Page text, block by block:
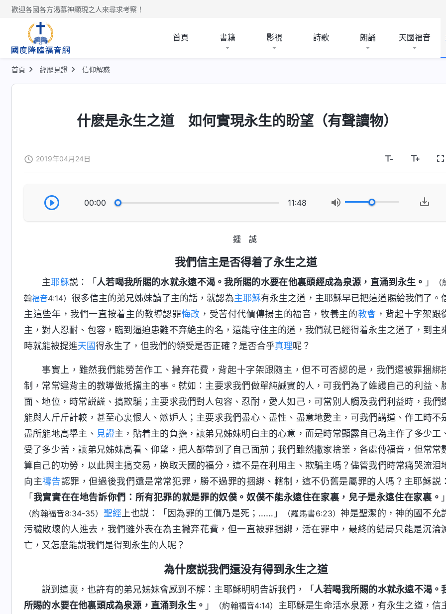
歡迎各國各方渴慕神顯現之人來尋求考察！
首頁 書籍 影視 詩歌 朗誦 天國福音
首頁 經歷見證 信仰解惑
什麽是永生之道 如何實現永生的盼望（有聲讀物）
2019年04月24日
00:00 11:48
鍾 誠
我們信主是否得着了永生之道
主耶穌説：「 人若喝我所賜的水就永遠不渴。我所賜的水要在他裏頭經成為泉源，直涌到永生。 」
（
翰福音4:14） 很多信主的弟兄姊妹讀了主的話，就認為主耶穌有永生之道，主耶穌早已把這道賜給我們了。
主這些年，我們一直按着主的教導認罪悔改 ，受苦付代價傳揚主的福音，牧養主的教會 ，背起十字架跟
主，對人忍耐、包容，臨到逼迫患難不弃絶主的名，還能守住主的道，我們就已經得着永生之道了，到主
時就能被提進天國得永生了，但我們的領受是否正確？是否合乎真理呢？
事實上，雖然我們能勞苦作工、撇弃花費，背起十字架跟隨主，但不可否認的是，我們還被罪捆綁
制，常常違背主的教導做抵擋主的事。就如：主要求我們做單純誠實的人，可我們為了維護自己的利益、
面、地位，時常説謊、搞欺騙；主要求我們對人包容、忍耐，愛人如己，可當别人觸及我們利益時，我們
能與人斤斤計較，甚至心裏恨人、嫉妒人；主要求我們盡心、盡性、盡意地愛主，可我們講道、作工時不
盡所能地高舉主、 見證主，貼着主的負擔，讓弟兄姊妹明白主的心意，而是時常顯露自己為主作了多少工
受了多少苦，讓弟兄姊妹高看、仰望，把人都帶到了自己面前；我們雖然撇家捨業，各處傳福音，但常常
算自己的功勞，以此與主搞交易，换取天國的福分，這不是在利用主、欺騙主嗎？儘管我們時常痛哭流泪
向主禱告認罪，但過後我們還是常常犯罪，勝不過罪的捆綁、轄制，這不仍舊是屬罪的人嗎？主耶穌説：
「 我實實在在地告訴你們：所有犯罪的就是罪的奴僕。奴僕不能永遠住在家裏，兒子是永遠住在家裏。 」
（約翰福音8:34-35） 聖經 上也説：「因為罪的工價乃是死；……」 （羅馬書6:23）神是聖潔的，神的國不允
污穢敗壞的人進去，我們雖外表在為主撇弃花費，但一直被罪捆綁，活在罪中，最終的結局只能是沉淪
亡，又怎麽能説我們是得到永生的人呢？
為什麽説我們還没有得到永生之道
説到這裏，也許有的弟兄姊妹會感到不解：主耶穌明明告訴我們，「 人若喝我所賜的水就永遠不渴。
所賜的水要在他裏頭成為泉源，直涌到永生。 」 （約翰福音4:14） 主耶穌是生命活水泉源，有永生之道，信